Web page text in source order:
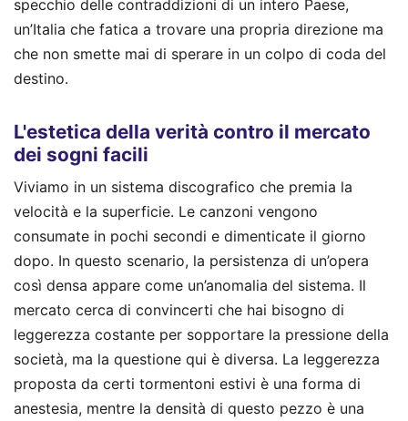
specchio delle contraddizioni di un intero Paese,
un’Italia che fatica a trovare una propria direzione ma
che non smette mai di sperare in un colpo di coda del
destino.
L'estetica della verità contro il mercato
dei sogni facili
Viviamo in un sistema discografico che premia la
velocità e la superficie. Le canzoni vengono
consumate in pochi secondi e dimenticate il giorno
dopo. In questo scenario, la persistenza di un’opera
così densa appare come un’anomalia del sistema. Il
mercato cerca di convincerti che hai bisogno di
leggerezza costante per sopportare la pressione della
società, ma la questione qui è diversa. La leggerezza
proposta da certi tormentoni estivi è una forma di
anestesia, mentre la densità di questo pezzo è una